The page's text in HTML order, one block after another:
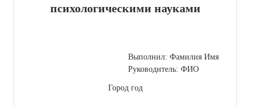
психологическими науками
Выполнил: Фамилия Имя
Руководитель: ФИО
Город год